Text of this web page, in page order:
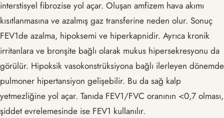
interstisyel fibrozise yol açar. Oluşan amfizem hava akımı
kısıtlanmasına ve azalmış gaz transferine neden olur. Sonuç
FEV1de azalma, hipoksemi ve hiperkapnidir. Ayrıca kronik
irritanlara ve bronşite bağlı olarak mukus hipersekresyonu da
görülür. Hipoksik vasokonstrüksiyona bağlı ilerleyen dönemde
pulmoner hipertansiyon gelişebilir. Bu da sağ kalp
yetmezliğine yol açar. Tanıda FEV1/FVC oranının <0,7 olması,
şiddet evrelemesinde ise FEV1 kullanılır.